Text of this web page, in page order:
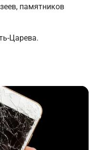
памятников
Царева.